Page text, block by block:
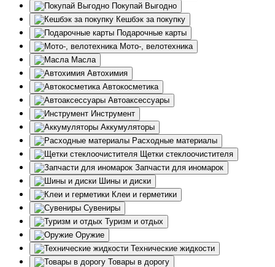
Покупай Выгодно
Кешбэк за покупку
Подарочные карты
Мото-, велотехника
Масла
Автохимия
Автокосметика
Автоаксессуары
Инструмент
Аккумуляторы
Расходные материалы
Щетки стеклоочистителя
Запчасти для иномарок
Шины и диски
Клеи и герметики
Сувениры
Туризм и отдых
Оружие
Технические жидкости
Товары в дорогу